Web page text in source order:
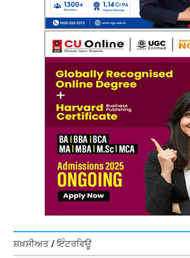
ਸ਼ਖ਼ਸੀਅਤ / ਇੰਟਰਵਿਊ